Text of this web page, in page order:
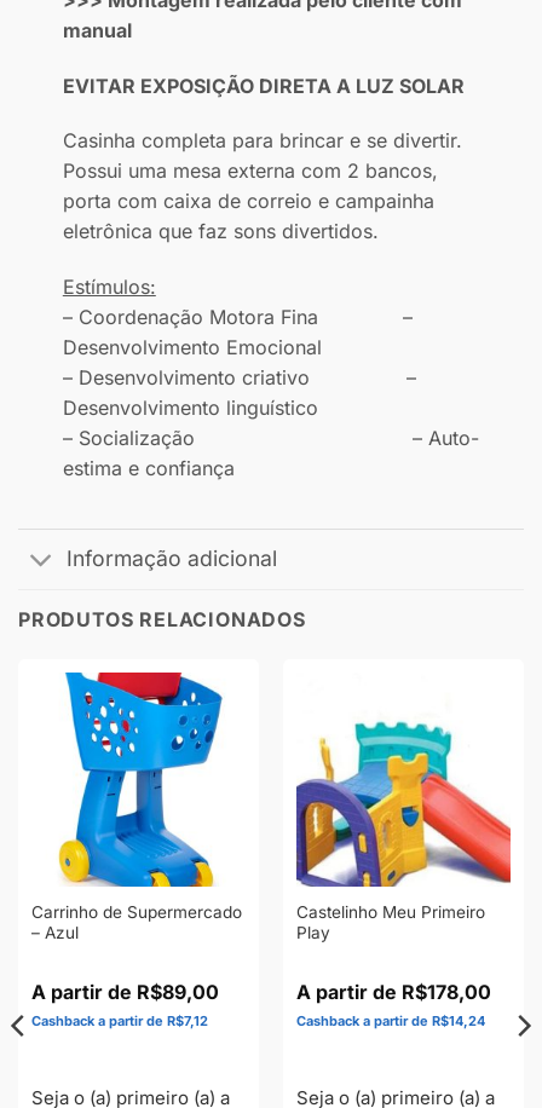
manual
EVITAR EXPOSIÇÃO DIRETA A LUZ SOLAR
Casinha completa para brincar e se divertir.
Possui uma mesa externa com 2 bancos,
porta com caixa de correio e campainha
eletrônica que faz sons divertidos.
Estímulos:
– Coordenação Motora Fina –
Desenvolvimento Emocional
– Desenvolvimento criativo –
Desenvolvimento linguístico
– Socialização – Auto-
estima e confiança
Informação adicional
PRODUTOS RELACIONADOS
Carrinho de Supermercado
– Azul
R$89,00
R$7,12
Seja o (a) primeiro (a) a
Castelinho Meu Primeiro
Play
R$178,00
R$14,24
Seja o (a) primeiro (a) a